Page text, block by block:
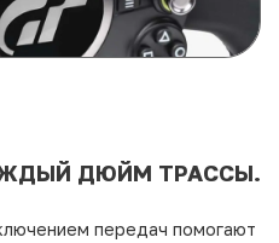
ДЮЙМ ТРАССЫ.
передач помогают